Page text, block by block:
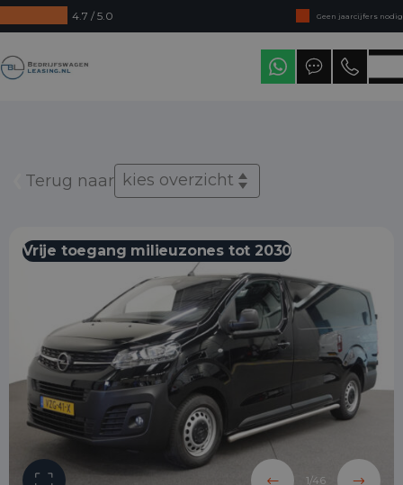
4.7 / 5.0
Geen jaarcijfers nodig
Direct uit voorraad leverbaar
Levering in heel Nederland
Terug naar kies overzicht
Vrije toegang milieuzones tot 2030
1/46